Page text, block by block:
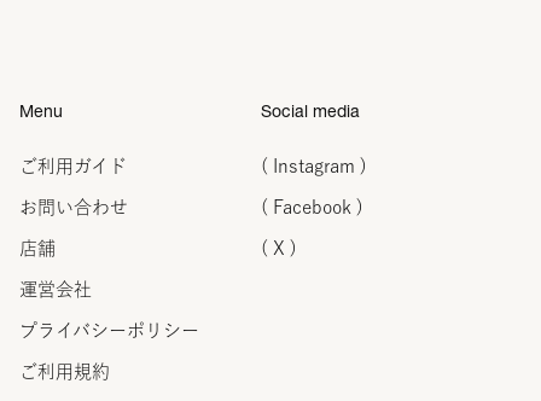
Menu
ご利用ガイド
お問い合わせ
店舗
運営会社
プライバシーポリシー
ご利用規約
Social media
( Instagram )
( Facebook )
( X )